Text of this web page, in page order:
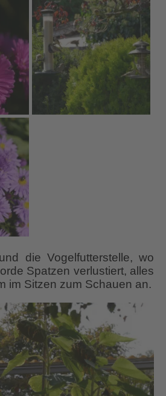
die Vogelfutterstelle, wo
Spatzen verlustiert, alles
im Sitzen zum Schauen an.